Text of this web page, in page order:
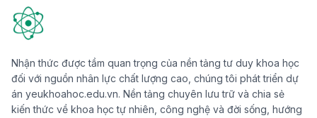
Nhận thức được tầm quan trọng của nền tảng tư duy khoa học
đối với nguồn nhân lực chất lượng cao, chúng tôi phát triển dự
án yeukhoahoc.edu.vn. Nền tảng chuyên lưu trữ và chia sẻ
kiến thức về khoa học tự nhiên, công nghệ và đời sống, hướng